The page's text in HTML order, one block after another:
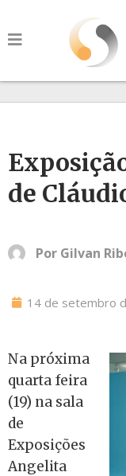
de
Por Gilvan
14 de setembro
Na próxima
quarta feira
(19) na sala
de
Exposições
Angelita